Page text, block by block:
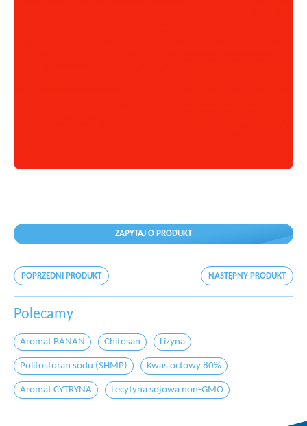
ZAPYTAJ O PRODUKT
POPRZEDNI PRODUKT NASTĘPNY PRODUKT
Polecamy
Aromat BANAN Chitosan Lizyna
Polifosforan sodu (SHMP) Kwas octowy 80%
Aromat CYTRYNA Lecytyna sojowa non-GMO